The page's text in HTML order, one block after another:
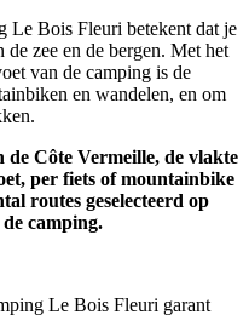
Le Bois Fleuri betekent dat je
de zee en de bergen. Met het
van de camping is de
en wandelen, en om
Côte Vermeille, de vlakte
per fiets of mountainbike
routes geselecteerd op
camping.
Le Bois Fleuri garant